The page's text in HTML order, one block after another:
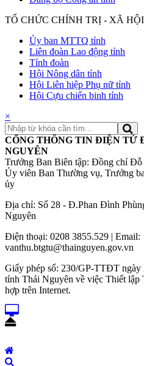
TỔ CHỨC CHÍNH TRỊ - XÃ HỘI
Ủy ban MTTQ tỉnh
Liên đoàn Lao động tỉnh
Tỉnh đoàn
Hội Nông dân tỉnh
Hội Liên hiệp Phụ nữ tỉnh
Hội Cựu chiến binh tỉnh
×
CỔNG THÔNG TIN ĐIỆN TỬ
NGUYÊN
Trưởng Ban Biên tập: Đồng chí
Ủy viên Ban Thường vụ, Trưởng
ủy
Địa chỉ: Số 28 - Đ.Phan Đình
Nguyên
Điện thoại: 0208 3855.529 | Email:
vanthu.btgtu@thainguyen.gov.vn
Giấy phép số: 230/GP-TTĐT
tỉnh Thái Nguyên về việc Thiết lập
hợp trên Internet.